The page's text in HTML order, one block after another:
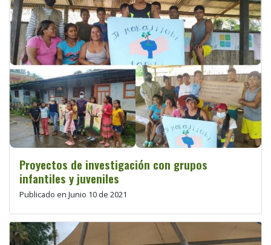
Proyectos de investigación con grupos
infantiles y juveniles
Publicado en Junio 10 de 2021